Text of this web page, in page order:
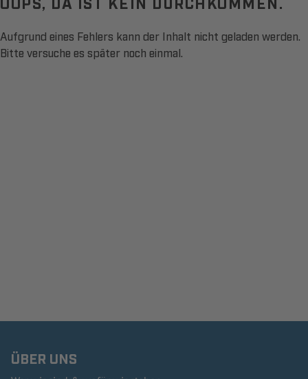
Aufgrund eines Fehlers kann der Inhalt nicht geladen werden.
Bitte versuche es später noch einmal.
ÜBER UNS